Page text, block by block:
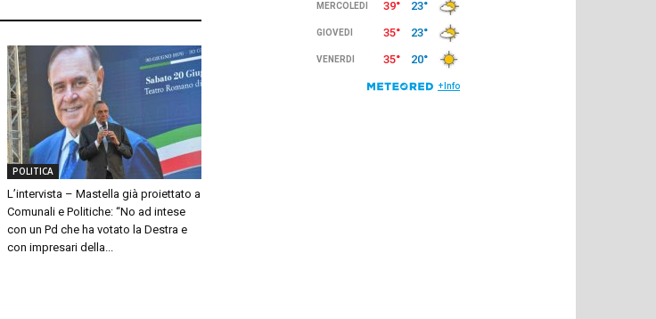
POLITICA
L’intervista – Mastella già proiettato a
Comunali e Politiche: “No ad intese
con un Pd che ha votato la Destra e
con impresari della...